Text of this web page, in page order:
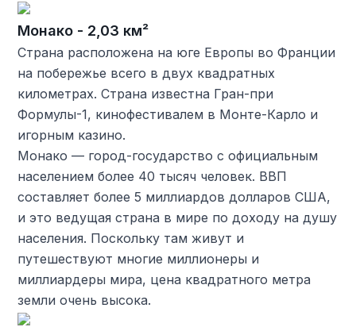
Монако - 2,03 км²
Страна расположена на юге Европы во Франции
на побережье всего в двух квадратных
километрах. Страна известна Гран-при
Формулы-1, кинофестивалем в Монте-Карло и
игорным казино.
Монако — город-государство с официальным
населением более 40 тысяч человек. ВВП
составляет более 5 миллиардов долларов США,
и это ведущая страна в мире по доходу на душу
населения. Поскольку там живут и
путешествуют многие миллионеры и
миллиардеры мира, цена квадратного метра
земли очень высока.